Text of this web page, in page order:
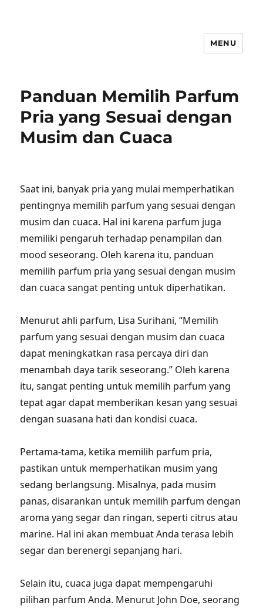
MENU
Panduan Memilih Parfum
Pria yang Sesuai dengan
Musim dan Cuaca
Saat ini, banyak pria yang mulai memperhatikan
pentingnya memilih parfum yang sesuai dengan
musim dan cuaca. Hal ini karena parfum juga
memiliki pengaruh terhadap penampilan dan
mood seseorang. Oleh karena itu, panduan
memilih parfum pria yang sesuai dengan musim
dan cuaca sangat penting untuk diperhatikan.
Menurut ahli parfum, Lisa Surihani, “Memilih
parfum yang sesuai dengan musim dan cuaca
dapat meningkatkan rasa percaya diri dan
menambah daya tarik seseorang.” Oleh karena
itu, sangat penting untuk memilih parfum yang
tepat agar dapat memberikan kesan yang sesuai
dengan suasana hati dan kondisi cuaca.
Pertama-tama, ketika memilih parfum pria,
pastikan untuk memperhatikan musim yang
sedang berlangsung. Misalnya, pada musim
panas, disarankan untuk memilih parfum dengan
aroma yang segar dan ringan, seperti citrus atau
marine. Hal ini akan membuat Anda terasa lebih
segar dan berenergi sepanjang hari.
Selain itu, cuaca juga dapat mempengaruhi
pilihan parfum Anda. Menurut John Doe, seorang